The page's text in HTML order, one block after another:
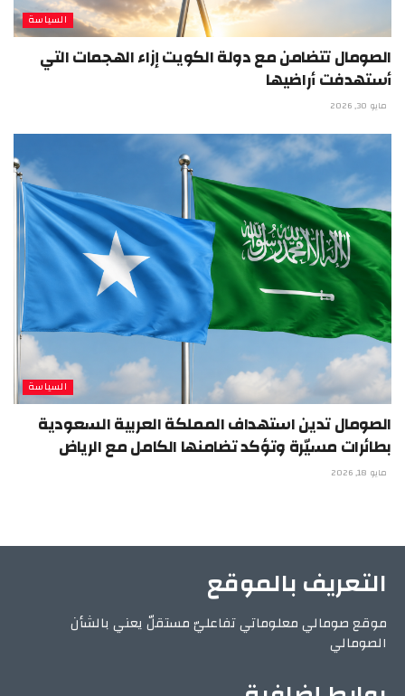
السياسة
الصومال تتضامن مع دولة الكويت إزاء الهجمات التي
أستهدفت أراضيها
مايو 30, 2026
السياسة
الصومال تدين استهداف المملكة العربية السعودية
بطائرات مسيّرة وتؤكد تضامنها الكامل مع الرياض
مايو 18, 2026
التعريف بالموقع
موقع صومالي معلوماتي تفاعليّ مستقلّ يعني بالشأن
الصومالي